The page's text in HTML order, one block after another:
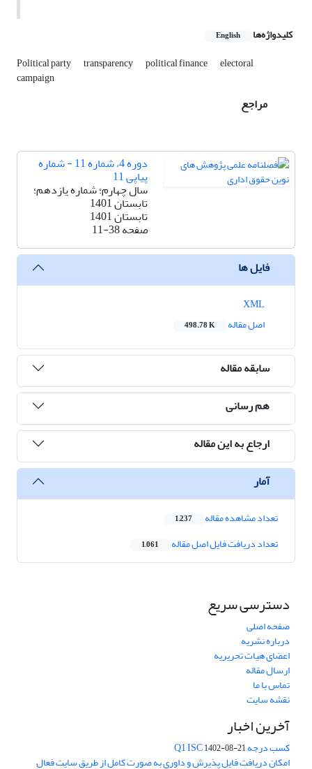
کلیدواژه‌ها English
Political party transparency political finance electoral
campaign
مراجع
دوره 4، شماره 11 - شماره
پیاپی 11
سال چهارم؛ شماره یازدهم؛
تابستان 1401
تابستان 1401
صفحه11-38
فایل ها
اصل مقاله
498.78 K
سابقه مقاله
هم رسانی
ارجاع به این مقاله
آمار
تعداد مشاهده مقاله 1,237
تعداد دریافت فایل اصل مقاله 1,061
دسترسی سریع
صفحه اصلی
درباره نشریه
اعضای هیات تحریریه
ارسال مقاله
تماس با ما
نقشه سایت
آخرین اخبار
کسب درجه Q1 ISC1402-08-21
امکان دریافت فایل پذیرش و داوری به صورت کامل از طریق سایت فعال